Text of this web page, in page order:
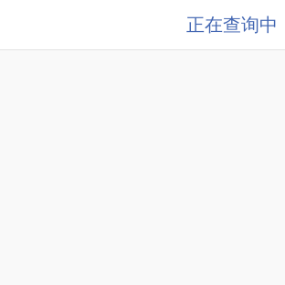
正在查询中